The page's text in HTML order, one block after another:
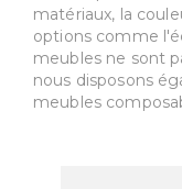
matériaux, la
options comme
meubles ne sont
nous disposons
meubles